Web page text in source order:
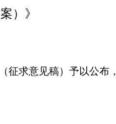
） 》
征求意见稿）予以公布，